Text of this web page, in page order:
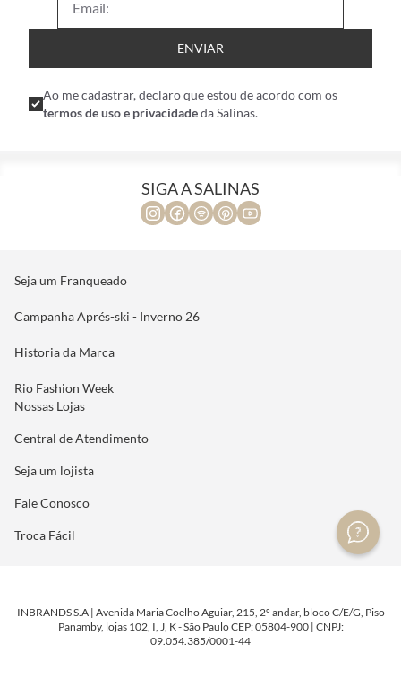
ENVIAR
Ao me cadastrar, declaro que estou de acordo com os
termos de uso e privacidadeda Salinas.
SIGA A SALINAS
Seja um Franqueado
Campanha Aprés-ski - Inverno 26
Historia da Marca
Rio Fashion Week
Nossas Lojas
Central de Atendimento
Seja um lojista
Fale Conosco
Troca Fácil
INBRANDS S.A | Avenida Maria Coelho Aguiar, 215, 2º andar, bloco C/E/G, Piso
Panamby, lojas 102, I, J, K - São Paulo CEP: 05804-900 | CNPJ:
09.054.385/0001-44